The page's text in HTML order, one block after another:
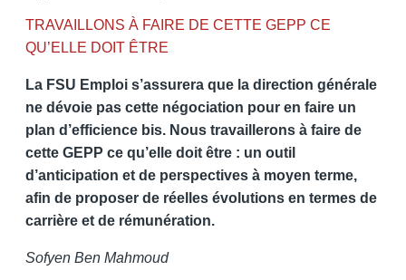
TRAVAILLONS À FAIRE DE CETTE GEPP CE
QU’ELLE DOIT ÊTRE
La FSU Emploi s’assurera que la direction générale
ne dévoie pas cette négociation pour en faire un
plan d’efficience bis. Nous travaillerons à faire de
cette GEPP ce qu’elle doit être : un outil
d’anticipation et de perspectives à moyen terme,
afin de proposer de réelles évolutions en termes de
carrière et de rémunération.
Sofyen Ben Mahmoud